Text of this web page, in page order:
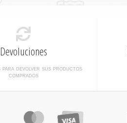
Devoluciones
para devolver sus productos
comprados